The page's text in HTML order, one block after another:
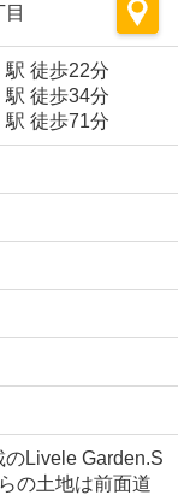
駅 徒歩22分
駅 徒歩34分
駅 徒歩71分
Livele Garden.S
の土地は前面道